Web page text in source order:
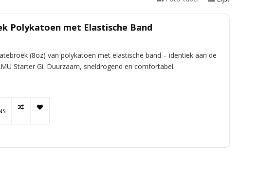
Polykatoen met Elastische Band
(8oz) van polykatoen met elastische band – identiek aan de
Starter Gi. Duurzaam, sneldrogend en comfortabel.